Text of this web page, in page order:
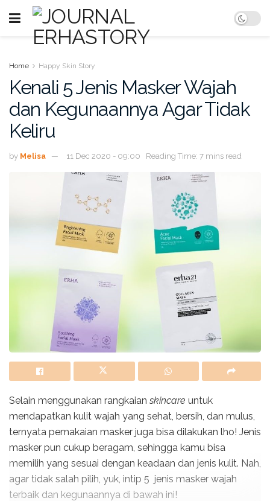
Home Happy Skin Story
Kenali 5 Jenis Masker Wajah
dan Kegunaannya Agar Tidak
Keliru
by Melisa 11 Dec 2020 - 09:00 Reading Time: 7 mins read
Selain menggunakan rangkaian skincare untuk
mendapatkan kulit wajah yang sehat, bersih, dan mulus,
ternyata pemakaian masker juga bisa dilakukan lho! Jenis
masker pun cukup beragam, sehingga kamu bisa
memilih yang sesuai dengan keadaan dan jenis kulit. Nah,
agar tidak salah pilih, yuk, intip 5 jenis masker wajah
terbaik dan kegunaannya di bawah ini!